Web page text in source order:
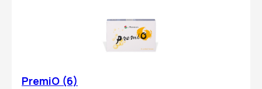
PremiO (6)